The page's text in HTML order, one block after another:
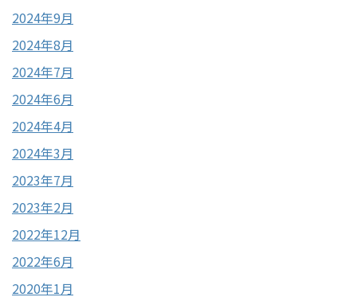
2024年9月
2024年8月
2024年7月
2024年6月
2024年4月
2024年3月
2023年7月
2023年2月
2022年12月
2022年6月
2020年1月